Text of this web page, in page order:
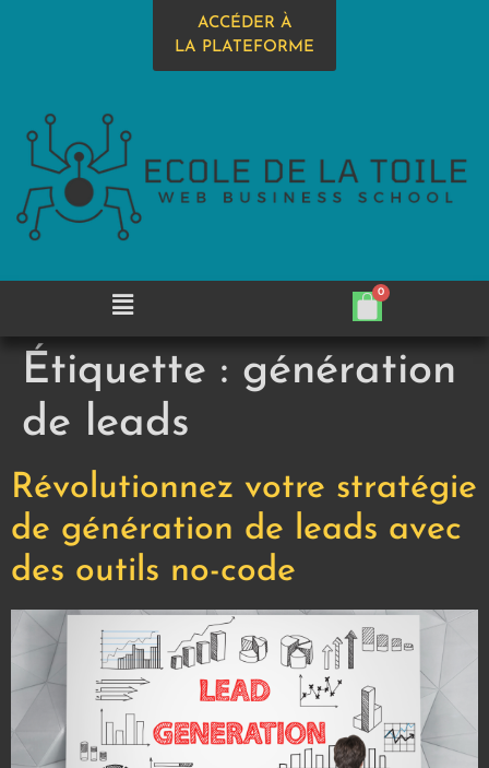
ACCÉDER À
LA PLATEFORME
Étiquette : génération
de leads
Révolutionnez votre stratégie
de génération de leads avec
des outils no-code